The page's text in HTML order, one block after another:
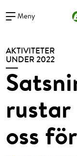
Meny
AKTIVITETER
UNDER 2022
rustar
oss